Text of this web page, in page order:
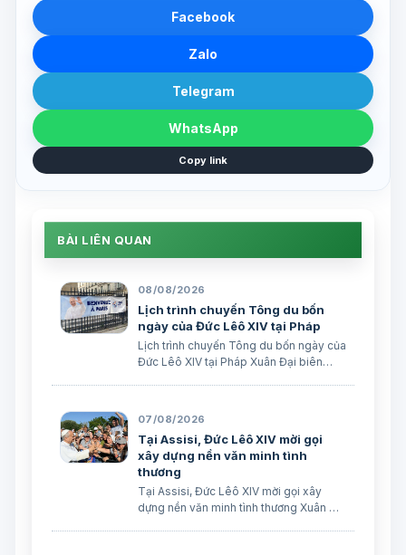
Facebook
Zalo
Telegram
WhatsApp
Copy link
BÀI LIÊN QUAN
08/08/2026
Lịch trình chuyến Tông du bốn
ngày của Đức Lêô XIV tại Pháp
Lịch trình chuyến Tông du bốn ngày của
Đức Lêô XIV tại Pháp Xuân Đại biên
07/08/2026
Tại Assisi, Đức Lêô XIV mời gọi
xây dựng nền văn minh tình
thương
Tại Assisi, Đức Lêô XIV mời gọi xây
dựng nền văn minh tình thương Xuân Đại